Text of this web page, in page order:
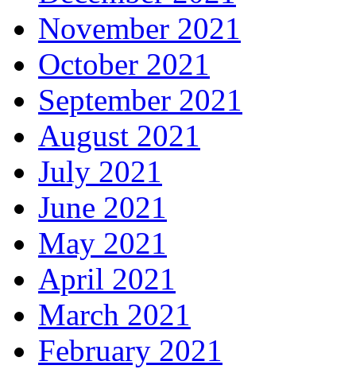
November 2021
October 2021
September 2021
August 2021
July 2021
June 2021
May 2021
April 2021
March 2021
February 2021